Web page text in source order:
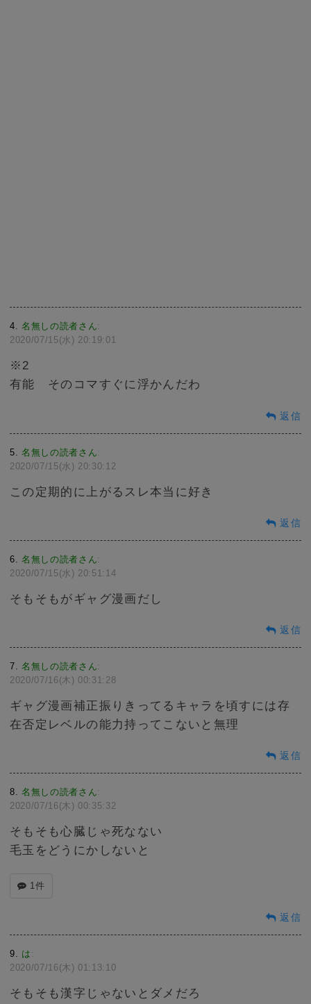
4 名無しの読者さん:
2020/07/15(水) 20:19:01
※2
有能 そのコマすぐに浮かんだわ
返信
5 名無しの読者さん:
2020/07/15(水) 20:30:12
この定期的に上がるスレ本当に好き
返信
6 名無しの読者さん:
2020/07/15(水) 20:51:14
そもそもがギャグ漫画だし
返信
7 名無しの読者さん:
2020/07/16(木) 00:31:28
ギャグ漫画補正振りきってるキャラを頃すには存
在否定レベルの能力持ってこないと無理
返信
8 名無しの読者さん:
2020/07/16(木) 00:35:32
そもそも心臓じゃ死なない
毛玉をどうにかしないと
1件
返信
9 は :
2020/07/16(木) 01:13:10
そもそも漢字じゃないとダメだろ